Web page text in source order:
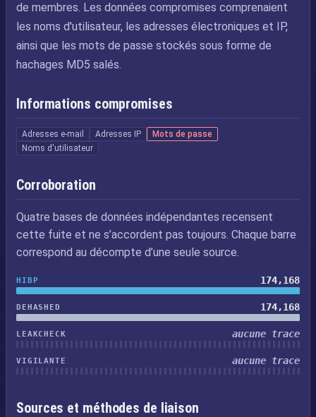
de membres. Les données compromises comprenaient
les noms d'utilisateur, les adresses électroniques et IP,
ainsi que les mots de passe stockés sous forme de
hachages MD5 salés.
Informations compromises
Adresses e-mail Adresses IP
Mots de passe
Noms d'utilisateur
Corroboration
Quatre bases de données indépendantes recensent
cette fuite et ne s’accordent pas toujours. Chaque barre
correspond au décompte d’une seule source.
HIBP 174,168
DEHASHED 174,168
LEAKCHECK aucune trace
VIGILANTE aucune trace
Sources et méthodes de liaison